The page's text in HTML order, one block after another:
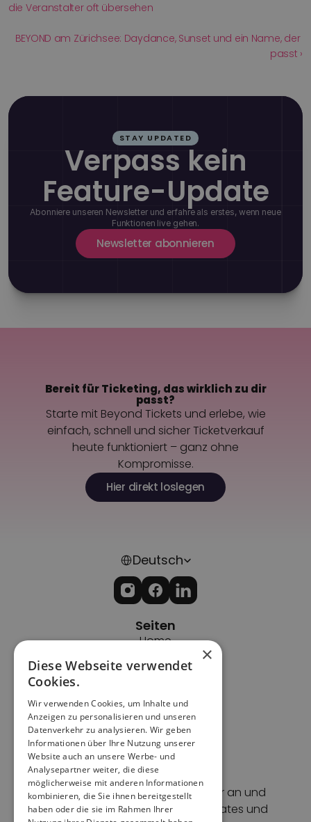
die Veranstalter oft übersehen
BEYOND am Zürichsee: Daydance, Sunset und ein Name, der
passt ›
STAY UPDATED
Verpass kein
Feature-Update
Abonniere unseren Newsletter und erfahre als erstes, wenn neue
Funktionen live gehen.
Newsletter abonnieren
Deutsch
Seiten
Home
Impressum
Datenschutz
AGBs
Support
Kontakt
Blog
Newsletter
Melde dich für unseren Newsletter an und
erhalte Event-Tipps, Feature-Updates und
Bereit für Ticketing, das wirklich zu dir
passt?
Starte mit Beyond Tickets und erlebe, wie
einfach, schnell und sicher Ticketverkauf
heute funktioniert – ganz ohne
Kompromisse.
Hier direkt loslegen
×
Diese Webseite verwendet
Cookies.
Wir verwenden Cookies, um Inhalte und
Anzeigen zu personalisieren und unseren
Datenverkehr zu analysieren. Wir geben
Informationen über Ihre Nutzung unserer
Website auch an unsere Werbe- und
Analysepartner weiter, die diese
möglicherweise mit anderen Informationen
kombinieren, die Sie ihnen bereitgestellt
haben oder die sie im Rahmen Ihrer